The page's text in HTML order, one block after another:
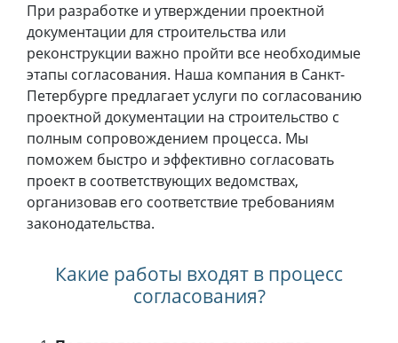
При разработке и утверждении проектной
документации для строительства или
реконструкции важно пройти все необходимые
этапы согласования. Наша компания в Санкт-
Петербурге предлагает услуги по согласованию
проектной документации на строительство с
полным сопровождением процесса. Мы
поможем быстро и эффективно согласовать
проект в соответствующих ведомствах,
организовав его соответствие требованиям
законодательства.
Какие работы входят в процесс
согласования?